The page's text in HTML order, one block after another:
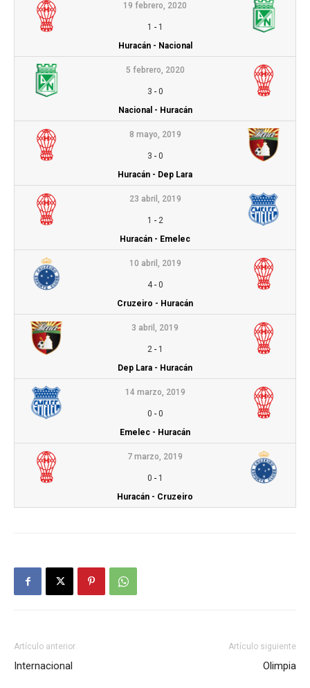
19 febrero, 2020
1 - 1
Huracán - Nacional
5 febrero, 2020
3 - 0
Nacional - Huracán
8 mayo, 2019
3 - 0
Huracán - Dep Lara
23 abril, 2019
1 - 2
Huracán - Emelec
10 abril, 2019
4- 0
Cruzeiro - Huracán
3 abril, 2019
2- 1
Dep Lara - Huracán
14 marzo, 2019
0 - 0
Emelec - Huracán
7 marzo, 2019
0 - 1
Huracán - Cruzeiro
Artículo anterior
Internacional
Artículo siguiente
Olimpia